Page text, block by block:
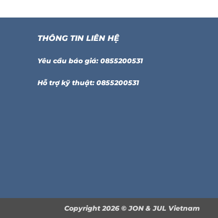
THÔNG TIN LIÊN HỆ
Yêu cầu báo giá: 0855200531
Hỗ trợ kỹ thuật: 0855200531
Copyright 2026 ©JON & JUL Vietnam